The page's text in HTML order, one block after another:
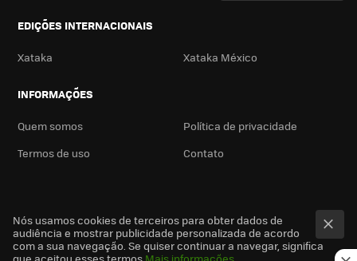
EDIÇÕES INTERNACIONAIS
Xataka Xataka México
INFORMAÇÕES
Quem somos
Política de privacidade
Termos de uso
Contato
Nós usamos cookies de terceiros para obter dados de
audiência e mostrar publicidade personalizada de acordo
com a sua navegação. Se quiser continuar a navegar, significa